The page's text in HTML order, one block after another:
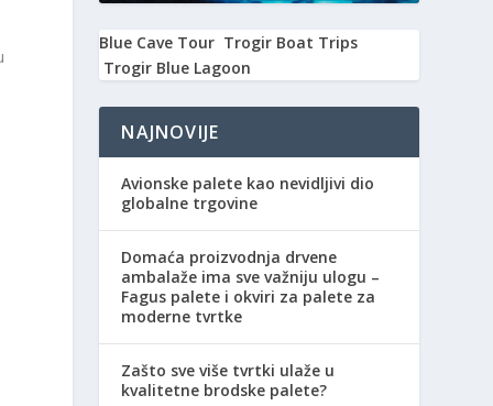
Blue Cave Tour Trogir Boat Trips
Trogir Blue Lagoon
NAJNOVIJE
Avionske palete kao nevidljivi dio
globalne trgovine
Domaća proizvodnja drvene
ambalaže ima sve važniju ulogu –
Fagus palete i okviri za palete za
moderne tvrtke
Zašto sve više tvrtki ulaže u
kvalitetne brodske palete?